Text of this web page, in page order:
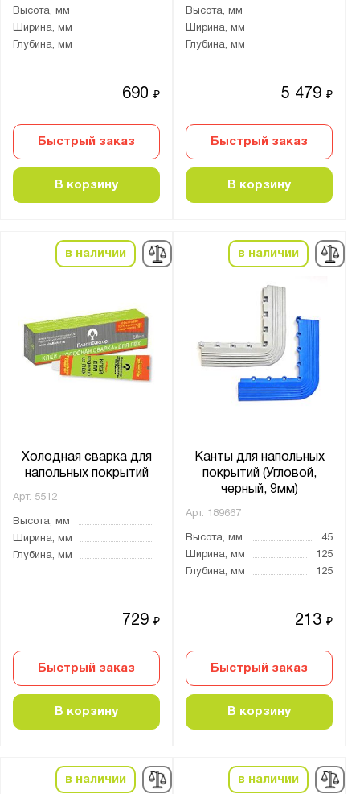
Высота, мм
Ширина, мм
Глубина, мм
690₽
Быстрый заказ
В корзину
Высота, мм
Ширина, мм
Глубина, мм
5 479₽
Быстрый заказ
В корзину
в наличии
Холодная сварка для
напольных покрытий
Арт. 5512
Высота, мм
Ширина, мм
Глубина, мм
729₽
Быстрый заказ
В корзину
в наличии
Канты для напольных
покрытий (Угловой,
черный, 9мм)
Арт. 189667
Высота, мм
45
Ширина, мм
125
Глубина, мм
125
213₽
Быстрый заказ
В корзину
в наличии в наличии